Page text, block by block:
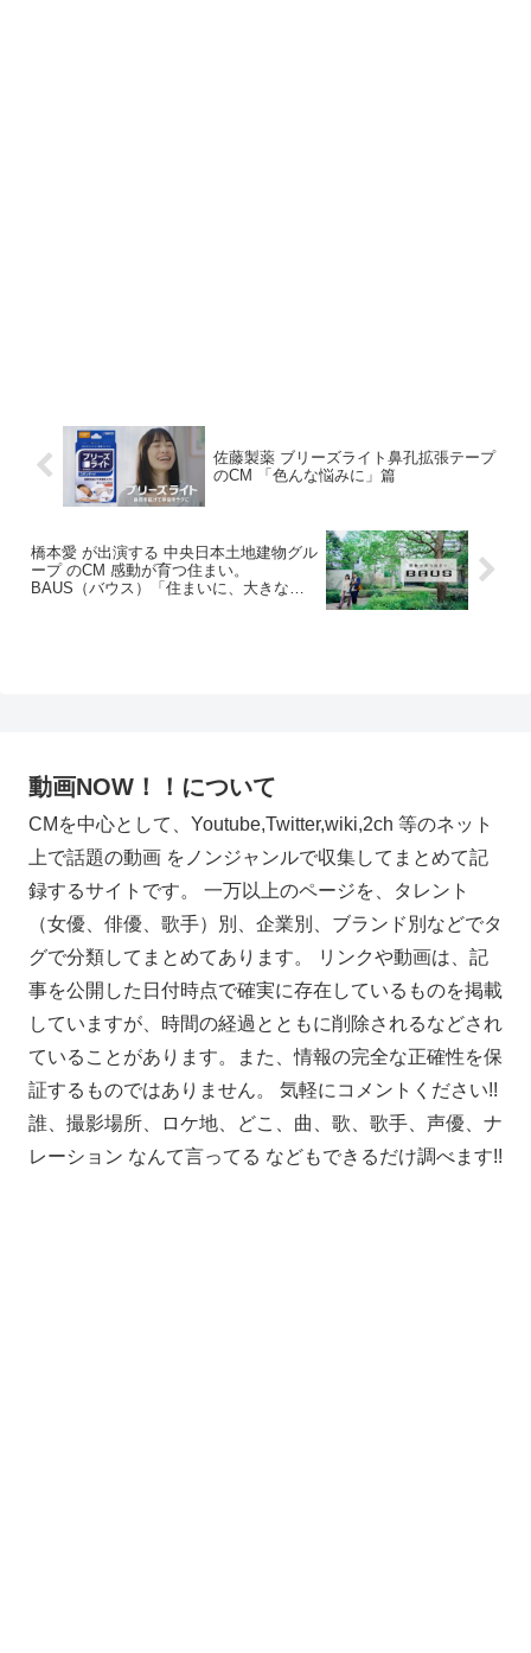
佐藤製薬 ブリーズライト鼻孔拡張テープ
のCM 「色んな悩みに」篇
橋本愛 が出演する 中央日本土地建物グル
ープ のCM 感動が育つ住まい。
BAUS（バウス）「住まいに、大きな愛
動画NOW！！について
CMを中心として、Youtube,Twitter,wiki,2ch 等のネット
上で話題の動画 をノンジャンルで収集してまとめて記
録するサイトです。 一万以上のページを、タレント
（女優、俳優、歌手）別、企業別、ブランド別などでタ
グで分類してまとめてあります。 リンクや動画は、記
事を公開した日付時点で確実に存在しているものを掲載
していますが、時間の経過とともに削除されるなどされ
ていることがあります。また、情報の完全な正確性を保
証するものではありません。 気軽にコメントください!!
誰、撮影場所、ロケ地、どこ、曲、歌、歌手、声優、ナ
レーション なんて言ってる などもできるだけ調べます!!